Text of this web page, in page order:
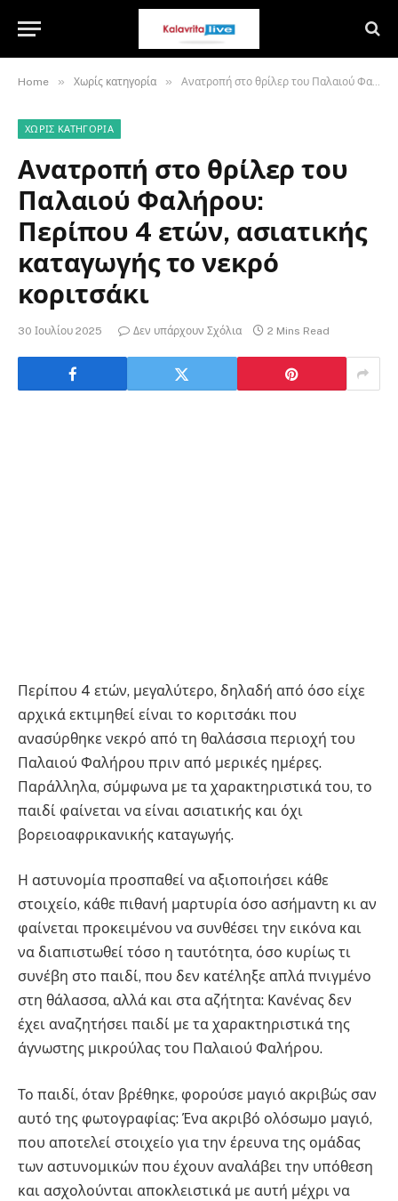
Home » Χωρίς κατηγορία » Ανατροπή στο θρίλερ του Παλαιού Φαλήρου: Περίπου 4 ετών, ασιατικής καταγωγής το νεκρό κοριτσάκι
ΧΩΡΊΣ ΚΑΤΗΓΟΡΊΑ
Ανατροπή στο θρίλερ του
Παλαιού Φαλήρου:
Περίπου 4 ετών, ασιατικής
καταγωγής το νεκρό
κοριτσάκι
30 Ιουλίου 2025 Δεν υπάρχουν Σχόλια 2 Mins Read
Περίπου 4 ετών, μεγαλύτερο, δηλαδή από όσο είχε
αρχικά εκτιμηθεί είναι το κοριτσάκι που
ανασύρθηκε νεκρό από τη θαλάσσια περιοχή του
Παλαιού Φαλήρου πριν από μερικές ημέρες.
Παράλληλα, σύμφωνα με τα χαρακτηριστικά του, το
παιδί φαίνεται να είναι ασιατικής και όχι
βορειοαφρικανικής καταγωγής.
Η αστυνομία προσπαθεί να αξιοποιήσει κάθε
στοιχείο, κάθε πιθανή μαρτυρία όσο ασήμαντη κι αν
φαίνεται προκειμένου να συνθέσει την εικόνα και
να διαπιστωθεί τόσο η ταυτότητα, όσο κυρίως τι
συνέβη στο παιδί, που δεν κατέληξε απλά πνιγμένο
στη θάλασσα, αλλά και στα αζήτητα: Κανένας δεν
έχει αναζητήσει παιδί με τα χαρακτηριστικά της
άγνωστης μικρούλας του Παλαιού Φαλήρου.
Το παιδί, όταν βρέθηκε, φορούσε μαγιό ακριβώς σαν
αυτό της φωτογραφίας: Ένα ακριβό ολόσωμο μαγιό,
που αποτελεί στοιχείο για την έρευνα της ομάδας
των αστυνομικών που έχουν αναλάβει την υπόθεση
και ασχολούνται αποκλειστικά με αυτή μέχρι να